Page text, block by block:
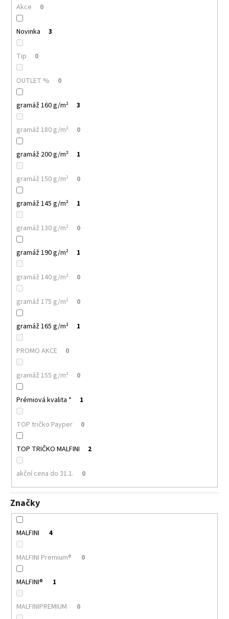
Akce 0
Novinka 3
Tip 0
OUTLET % 0
gramáž 160 g/m² 3
gramáž 180 g/m² 0
gramáž 200 g/m² 1
gramáž 150 g/m² 0
gramáž 145 g/m² 1
gramáž 130 g/m² 0
gramáž 190 g/m² 1
gramáž 140 g/m² 0
gramáž 175 g/m² 0
gramáž 165 g/m² 1
PROMO AKCE 0
gramáž 155 g/m² 0
Prémiová kvalita * 1
TOP tričko Payper 0
TOP TRIČKO MALFINI 2
akční cena do 31.1. 0
Značky
MALFINI 4
MALFINI Premium® 0
MALFINI® 1
MALFINIPREMIUM 0
m
MALFINI
CLASSIC
NEW
132
PÁNSKÉ
TRIČKO,
BAVLNA,
MODERNÍ
BESTSELLER
PRO
POTISK
FIREMNÍ
TEXTIL
71
Kč